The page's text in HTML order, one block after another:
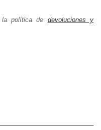
la política de devoluciones y